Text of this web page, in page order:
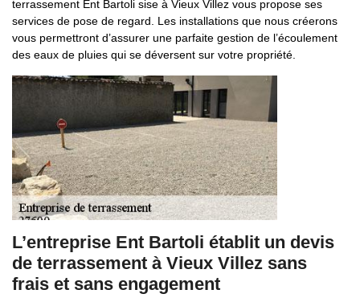
terrassement Ent Bartoli sise à Vieux Villez vous propose ses
services de pose de regard. Les installations que nous créerons
vous permettront d’assurer une parfaite gestion de l’écoulement
des eaux de pluies qui se déversent sur votre propriété.
L’entreprise Ent Bartoli établit un devis
de terrassement à Vieux Villez sans
frais et sans engagement